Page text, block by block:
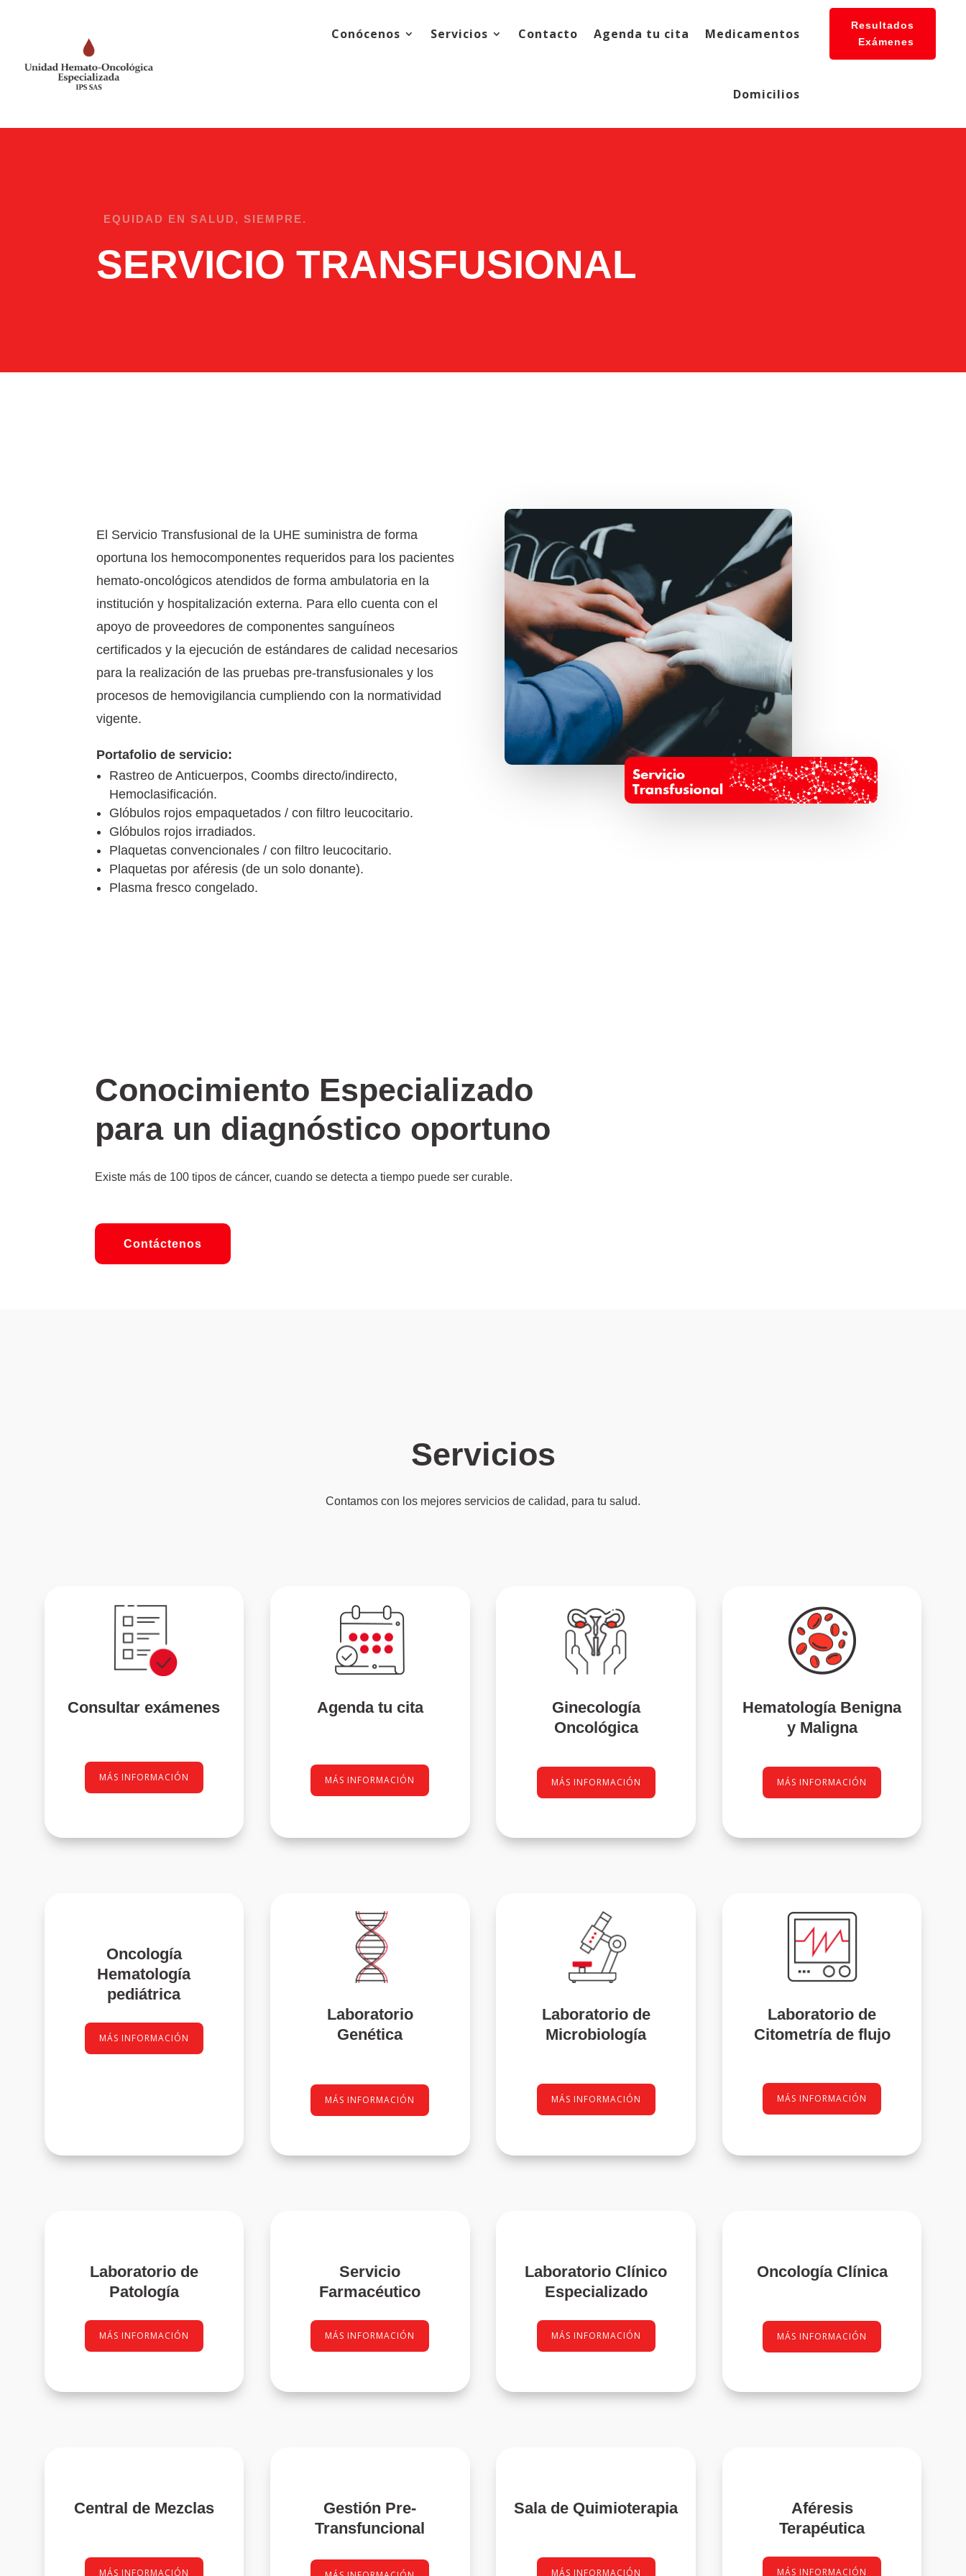
Conócenos Servicios Contacto Agenda tu cita Medicamentos
Domicilios
Resultados
Exámenes
EQUIDAD EN SALUD, SIEMPRE.
SERVICIO TRANSFUSIONAL
El Servicio Transfusional de la UHE suministra de forma
oportuna los hemocomponentes requeridos para los pacientes
hemato-oncológicos atendidos de forma ambulatoria en la
institución y hospitalización externa. Para ello cuenta con el
apoyo de proveedores de componentes sanguíneos
certificados y la ejecución de estándares de calidad necesarios
para la realización de las pruebas pre-transfusionales y los
procesos de hemovigilancia cumpliendo con la normatividad
vigente.
Portafolio de servicio:
Rastreo de Anticuerpos, Coombs directo/indirecto,
Hemoclasificación.
Glóbulos rojos empaquetados / con filtro leucocitario.
Glóbulos rojos irradiados.
Plaquetas convencionales / con filtro leucocitario.
Plaquetas por aféresis (de un solo donante).
Plasma fresco congelado.
Conocimiento Especializado
para un diagnóstico oportuno
Existe más de 100 tipos de cáncer, cuando se detecta a tiempo puede ser curable.
Contáctenos
Servicios
Contamos con los mejores servicios de calidad, para tu salud.
Consultar exámenes
MÁS INFORMACIÓN
Agenda tu cita
MÁS INFORMACIÓN
Ginecología
Oncológica
MÁS INFORMACIÓN
Hematología Benigna
y Maligna
MÁS INFORMACIÓN
Oncología
Hematología
pediátrica
MÁS INFORMACIÓN
Laboratorio
Genética
MÁS INFORMACIÓN
Laboratorio de
Microbiología
MÁS INFORMACIÓN
Laboratorio de
Citometría de flujo
MÁS INFORMACIÓN
Laboratorio de
Patología
MÁS INFORMACIÓN
Servicio
Farmacéutico
MÁS INFORMACIÓN
Laboratorio Clínico
Especializado
MÁS INFORMACIÓN
Oncología Clínica
MÁS INFORMACIÓN
Central de Mezclas
MÁS INFORMACIÓN
Gestión Pre-
Transfuncional
Sala de Quimioterapia
MÁS INFORMACIÓN
Aféresis
Terapéutica
MÁS INFORMACIÓN